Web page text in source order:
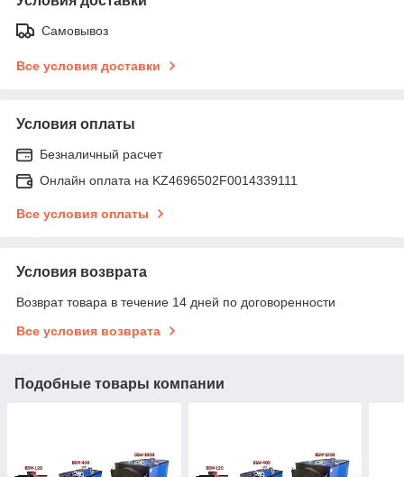
Самовывоз
Все условия доставки
Условия оплаты
Безналичный расчет
Онлайн оплата на KZ4696502F0014339111
Все условия оплаты
Условия возврата
Возврат товара в течение 14 дней по договоренности
Все условия возврата
Подобные товары компании